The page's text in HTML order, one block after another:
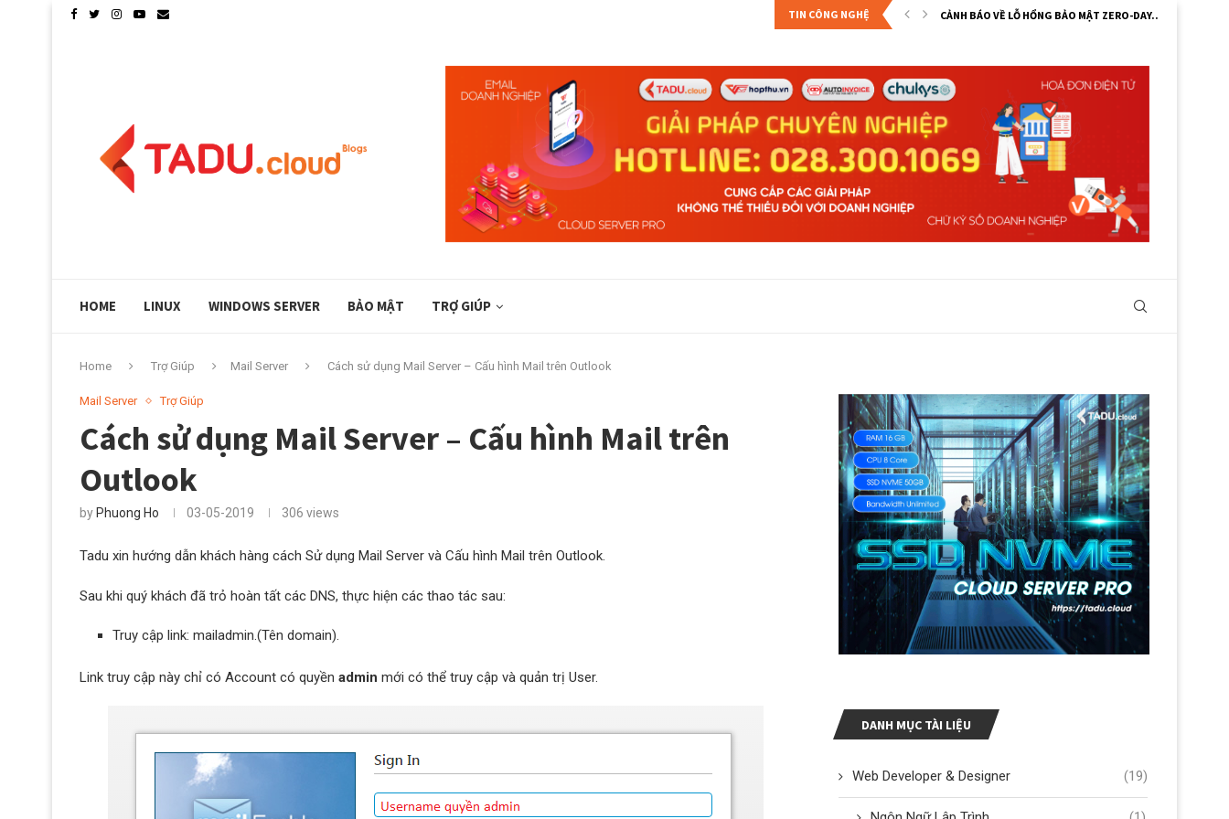
TIN CÔNG NGHỆ CẢNH BÁO VỀ LỖ HỔNG BẢO MẬT ZERO-DAY...
HOME LINUX WINDOWS SERVER BẢO MẬT TRỢ GIÚP
Home Trợ Giúp Mail Server Cách sử dụng Mail Server – Cấu hình Mail trên Outlook
Mail Server Trợ Giúp
Cách sử dụng Mail Server – Cấu hình Mail trên
Outlook
by Phuong Ho 03-05-2019 306 views
Tadu xin hướng dẫn khách hàng cách Sử dụng Mail Server và Cấu hình Mail trên Outlook.
Sau khi quý khách đã trỏ hoàn tất các DNS, thực hiện các thao tác sau:
Truy cập link: mailadmin.(Tên domain).
Link truy cập này chỉ có Account có quyền admin mới có thể truy cập và quản trị User.
DANH MỤC TÀI LIỆU
Web Developer & Designer (19)